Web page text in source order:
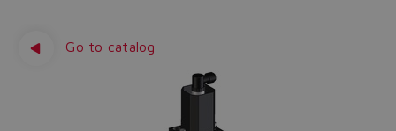
Go to catalog